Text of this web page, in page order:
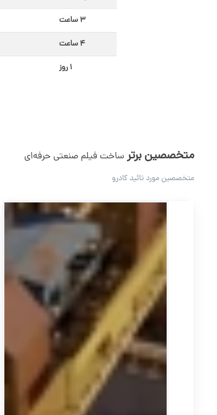
توصیه می‌کنیم پیش از ثبت سفارش، نمونه‌کارهای متنوع
چرا فیلمبرداری صنعتی با کادرو؟
استفاده از تجهیزات پیشرفته فیلم‌برداری صنعتی
تدوین و پس‌تولید با کیفیت سینمایی
۳ ساعت
۴ ساعت
۱ روز
متخصصین برتر ساخت فیلم صنعتی حرفه‌ای
متخصصین مورد تائید کادرو